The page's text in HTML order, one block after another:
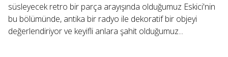
süsleyecek retro bir parça arayışında olduğumuz Eskici'nin
bu bölümünde, antika bir radyo ile dekoratif bir objeyi
değerlendiriyor ve keyifli anlara şahit olduğumuz...